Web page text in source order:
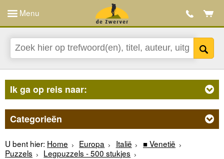
Menu
Ik ga op reis naar:
Categorieën
U bent hier: Home Europa Italië
■ Venetië
Puzzels
Legpuzzels - 500 stukjes